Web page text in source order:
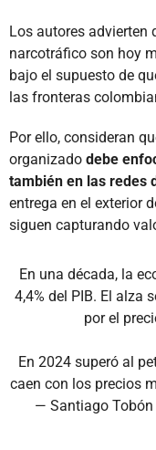
Los autores advierten
narcotráfico son hoy
bajo el supuesto de
las fronteras
Por ello, consideran
organizado debe
también en las redes
entrega en el exterior
siguen capturando
En una década, la
4,4% del PIB. El alza
por el
En 2024 superó al
caen con los precios
— Santiago